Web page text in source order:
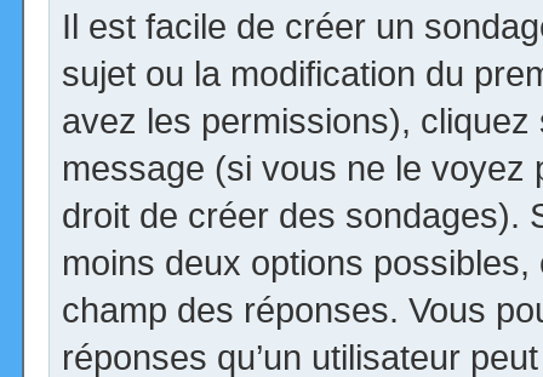
Il est facile de créer un
sujet ou la modification du
avez les permissions), cliquez
message (si vous ne le voyez
droit de créer des sondages).
moins deux options
champ des réponses. Vous
réponses qu’un utilisateur